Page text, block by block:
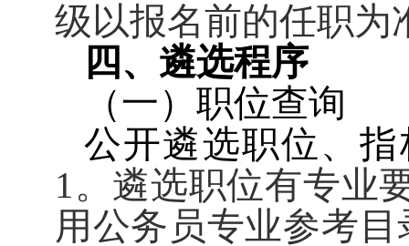
级以报名前的任职为
四、遴选程序
（一）职位查询
公开遴选职位、
1。遴选职位有专业
用公务员专业参考